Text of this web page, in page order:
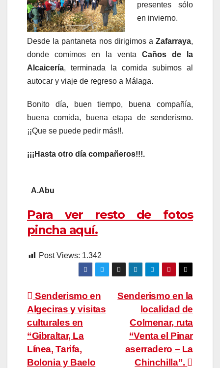
presentes sólo
en invierno.
Desde la pantaneta nos dirigimos a Zafarraya,
donde comimos en la venta Caños de la
Alcaicería, terminada la comida subimos al
autocar y viaje de regreso a Málaga.
Bonito día, buen tiempo, buena compañía,
buena comida, buena etapa de senderismo.
¡¡Que se puede pedir más!!.
¡¡¡Hasta otro día compañeros!!!.
A.Abu
Para ver resto de fotos
pincha aquí.
Post Views: 1.342
Navegación
de
entradas
Senderismo en la
localidad de
Colmenar, ruta
“Venta el Pinar
aserradero – La
Chinchilla”.
Senderismo en
Algeciras y visitas
culturales en
“Gibraltar, La
Línea, Tarifa,
Bolonia y Baelo